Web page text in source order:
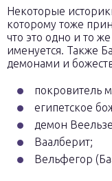
Некоторые
которому тоже
что это одно и то
именуется. Также
демонами и
покровитель
египетское
демон
Ваалберит;
Вельфегор